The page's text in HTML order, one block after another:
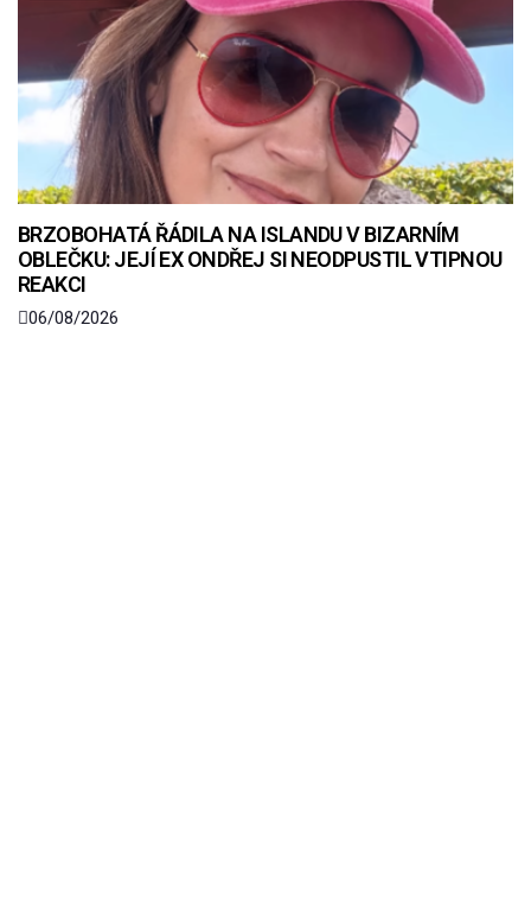
BRZOBOHATÁ ŘÁDILA NA ISLANDU V BIZARNÍM
OBLEČKU: JEJÍ EX ONDŘEJ SI NEODPUSTIL VTIPNOU
REAKCI
06/08/2026